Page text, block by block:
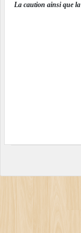
La caution ainsi que